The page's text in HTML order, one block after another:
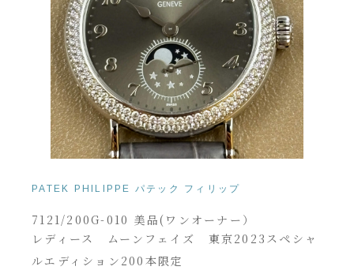
PATEK PHILIPPE パテック フィリップ
7121/200G-010 美品(ワンオーナー）
レディース ムーンフェイズ 東京2023スペシャ
ルエディション200本限定